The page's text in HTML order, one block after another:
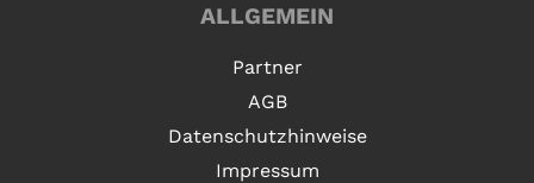
ALLGEMEIN
Partner
AGB
Datenschutzhinweise
Impressum